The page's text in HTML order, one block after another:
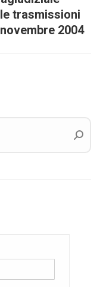
trasmissioni
2004